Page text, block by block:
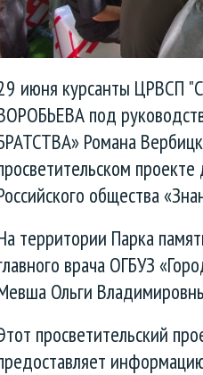
июня курсанты ЦРВСП
под
Романа
общества
территории Парка
врача ОГБУЗ
Ольги
просветительский